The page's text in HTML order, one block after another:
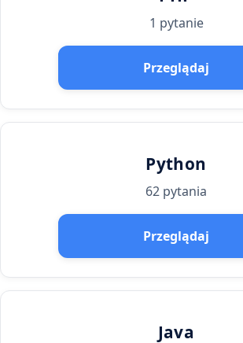
1 pytanie
Przeglądaj
Python
62 pytania
Przeglądaj
Java